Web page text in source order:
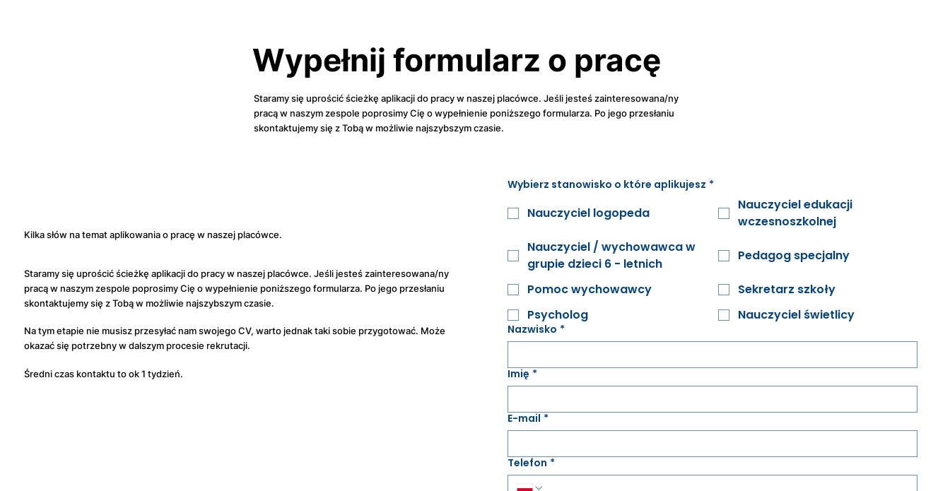
Wypełnij formularz o pracę
Staramy się uprościć ścieżkę aplikacji do pracy w naszej placówce. Jeśli jesteś zainteresowana/ny
pracą w naszym zespole poprosimy Cię o wypełnienie poniższego formularza. Po jego przesłaniu
skontaktujemy się z Tobą w możliwie najszybszym czasie.
Kilka słów na temat aplikowania o pracę w naszej placówce.
Staramy się uprościć ścieżkę aplikacji do pracy w naszej placówce. Jeśli jesteś zainteresowana/ny
pracą w naszym zespole poprosimy Cię o wypełnienie poniższego formularza. Po jego przesłaniu
skontaktujemy się z Tobą w możliwie najszybszym czasie.
Na tym etapie nie musisz przesyłać nam swojego CV, warto jednak taki sobie przygotować. Może
okazać się potrzebny w dalszym procesie rekrutacji.
Średni czas kontaktu to ok 1 tydzień.
Wybierz stanowisko o które aplikujesz *
Nauczyciel logopeda
Nauczyciel edukacji
wczesnoszkolnej
Nauczyciel / wychowawca w
grupie dzieci 6 - letnich
Pedagog specjalny
Pomoc wychowawcy
Sekretarz szkoły
Psycholog
Nauczyciel świetlicy
Nazwisko *
Imię *
E-mail *
Telefon *